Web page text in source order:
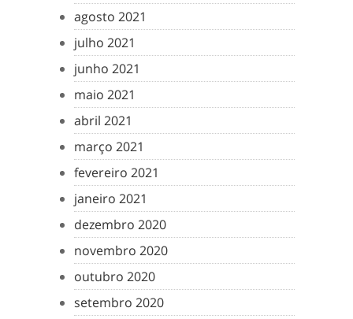
agosto 2021
julho 2021
junho 2021
maio 2021
abril 2021
março 2021
fevereiro 2021
janeiro 2021
dezembro 2020
novembro 2020
outubro 2020
setembro 2020